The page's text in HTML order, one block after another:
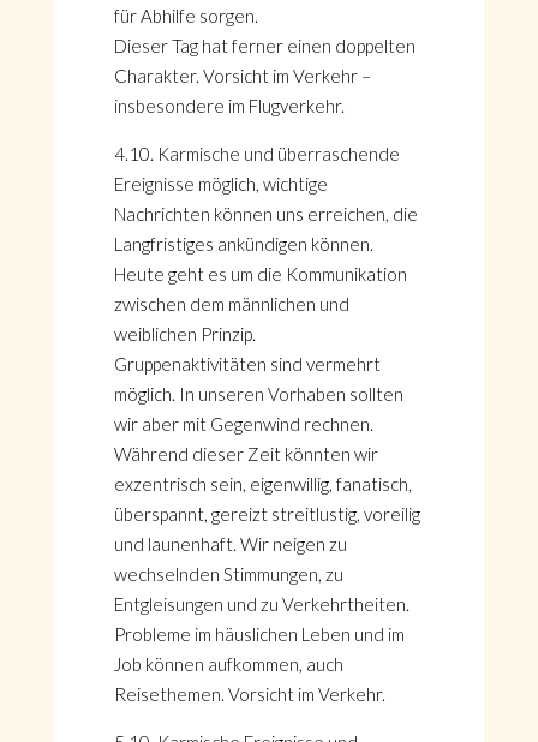
für Abhilfe sorgen.
Dieser Tag hat ferner einen doppelten
Charakter. Vorsicht im Verkehr –
insbesondere im Flugverkehr.
4.10. Karmische und überraschende
Ereignisse möglich, wichtige
Nachrichten können uns erreichen, die
Langfristiges ankündigen können.
Heute geht es um die Kommunikation
zwischen dem männlichen und
weiblichen Prinzip.
Gruppenaktivitäten sind vermehrt
möglich. In unseren Vorhaben sollten
wir aber mit Gegenwind rechnen.
Während dieser Zeit könnten wir
exzentrisch sein, eigenwillig, fanatisch,
überspannt, gereizt streitlustig, voreilig
und launenhaft. Wir neigen zu
wechselnden Stimmungen, zu
Entgleisungen und zu Verkehrtheiten.
Probleme im häuslichen Leben und im
Job können aufkommen, auch
Reisethemen. Vorsicht im Verkehr.